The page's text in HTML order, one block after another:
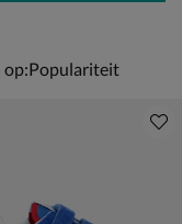
op: